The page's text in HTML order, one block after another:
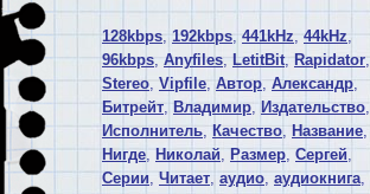
128kbps, 192kbps, 441kHz, 44kHz,
96kbps, Anyfiles, LetitBit, Rapidator,
Stereo, Vipfile, Автор, Александр,
Битрейт, Владимир, Издательство,
Исполнитель, Качество, Название,
Нигде, Николай, Размер, Сергей,
Серии,Читает, аудио, аудиокнига,